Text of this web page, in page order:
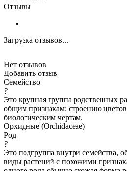
Отзывы
Загрузка отзывов...
Нет отзывов
Добавить отзыв
Семейство
?
Это крупная группа родственных
общим признакам: строению
биологическим чертам.
Орхидные (Orchidaceae)
Род
?
Это подгруппа внутри семейства,
виды растений с похожими